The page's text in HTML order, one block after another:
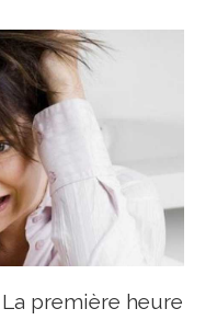
La première heure